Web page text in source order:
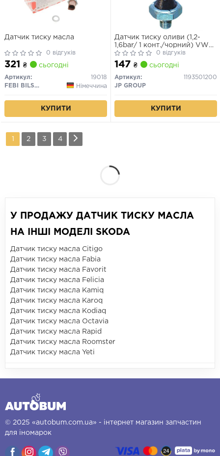
Датчик тиску масла
0 відгуків
321 ₴ сьогодні
Артикул:
19018
FEBI BILSTEIN
Німеччина
КУПИТИ
Датчик тиску оливи (1,2-
1,6bar/ 1 конт./чорний) VW
T4/Golf IV/Audi A4/A6 1.6-5.0
95-10
0 відгуків
147 ₴ сьогодні
Артикул:
1193501200
JP GROUP
КУПИТИ
2 3 4
У ПРОДАЖУ ДАТЧИК ТИСКУ МАСЛА
НА ІНШІ МОДЕЛІ SKODA
Датчик тиску масла Citigo
Датчик тиску масла Fabia
Датчик тиску масла Favorit
Датчик тиску масла Felicia
Датчик тиску масла Kamiq
Датчик тиску масла Karoq
Датчик тиску масла Kodiaq
Датчик тиску масла Octavia
Датчик тиску масла Rapid
Датчик тиску масла Roomster
Датчик тиску масла Yeti
© 2025 «autobum.com.ua» - інтернет магазин запчастин
для іномарок